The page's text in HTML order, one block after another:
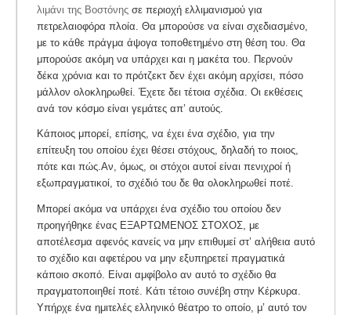
λιμάνι της Βοστόνης σε περιοχή ελλιμανισμού για
πετρελαιοφόρα πλοία. Θα μπορούσε να είναι σχεδιασμένο,
με το κάθε πράγμα άψογα τοποθετημένο στη θέση του. Θα
μπορούσε ακόμη να υπάρχει και η μακέτα του. Περνούν
δέκα χρόνια και το πρότζεκτ δεν έχει ακόμη αρχίσει, πόσο
μάλλον ολοκληρωθεί. Έχετε δει τέτοια σχέδια. Οι εκθέσεις
ανά τον κόσμο είναι γεμάτες απ’ αυτούς.
Κάποιος μπορεί, επίσης, να έχει ένα σχέδιο, για την
επίτευξη του οποίου έχει θέσει στόχους, δηλαδή το ποιος,
πότε και πώς.Αν, όμως, οι στόχοι αυτοί είναι πενιχροί ή
εξωπραγματικοί, το σχέδιό του δε θα ολοκληρωθεί ποτέ.
Μπορεί ακόμα να υπάρχει ένα σχέδιο του οποίου δεν
προηγήθηκε ένας ΕΞΑΡΤΩΜΕΝΟΣ ΣΤΟΧΟΣ, με
αποτέλεσμα αφενός κανείς να μην επιθυμεί στ’ αλήθεια αυτό
το σχέδιο και αφετέρου να μην εξυπηρετεί πραγματικά
κάποιο σκοπό. Είναι αμφίβολο αν αυτό το σχέδιο θα
πραγματοποιηθεί ποτέ. Κάτι τέτοιο συνέβη στην Κέρκυρα.
Υπήρχε ένα ημιτελές ελληνικό θέατρο το οποίο, μ’ αυτό τον